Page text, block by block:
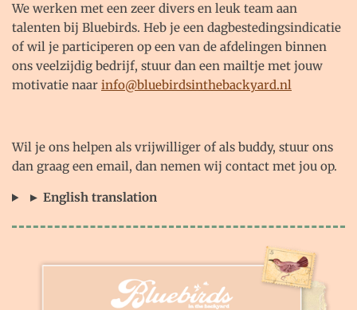
We werken met een zeer divers en leuk team aan
talenten bij Bluebirds. Heb je een dagbestedingsindicatie
of wil je participeren op een van de afdelingen binnen
ons veelzijdig bedrijf, stuur dan een mailtje met jouw
motivatie naar info@bluebirdsinthebackyard.nl
Wil je ons helpen als vrijwilliger of als buddy, stuur ons
dan graag een email, dan nemen wij contact met jou op.
► English translation